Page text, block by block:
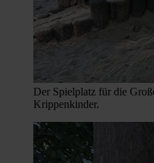
Der Spielplatz für die
Krippenkinder.